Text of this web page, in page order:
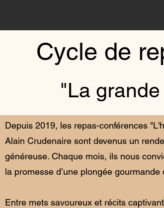
Cycle de
"La
Depuis 2019, les repas-conférences
Alain Crudenaire sont devenus un
généreuse. Chaque mois, ils nous
la promesse d’une plongée
Entre mets savoureux et récits